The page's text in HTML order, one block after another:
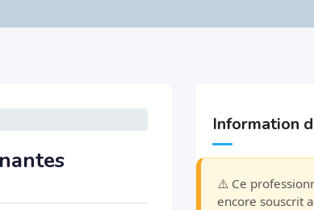
Information
⚠️ Ce
encore souscrit